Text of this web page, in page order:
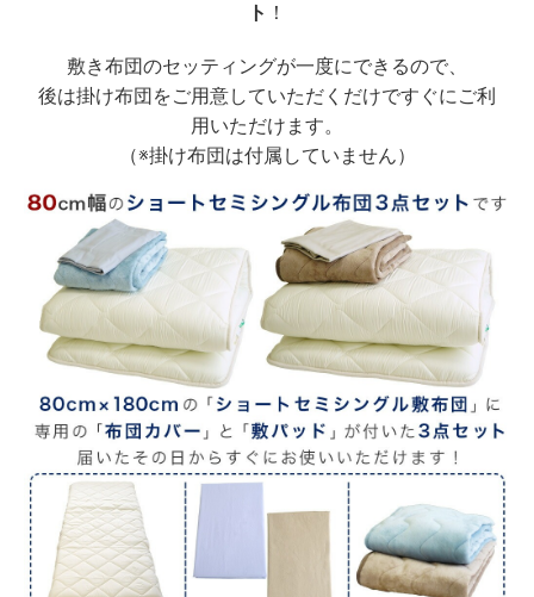
ト ！
敷き布団のセッティングが一度にできるので、
後は掛け布団をご用意していただくだけですぐにご利
用いただけます。
（※掛け布団は付属していません）